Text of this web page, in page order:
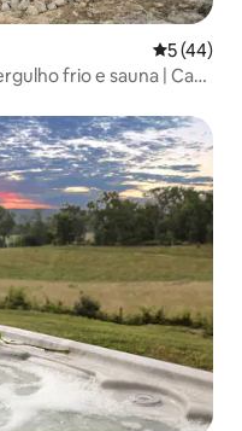
5 de uma
5 (44)
frio e sauna | Casa
hóspedes